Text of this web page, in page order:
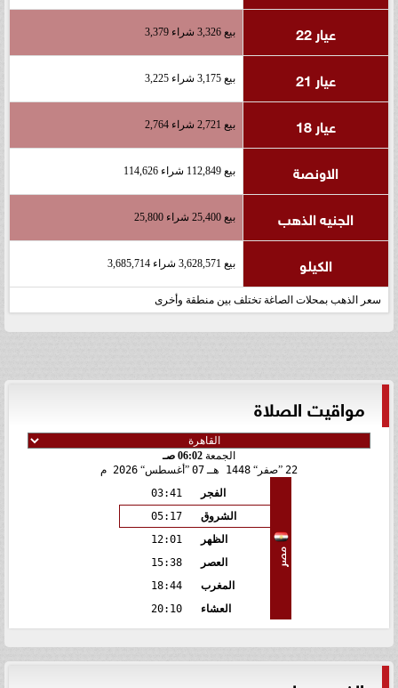
عيار 22 بيع 3,326 شراء 3,379
عيار 21 بيع 3,175 شراء 3,225
عيار 18 بيع 2,721 شراء 2,764
الاونصة بيع 112,849 شراء 114,626
الجنيه الذهب بيع 25,400 شراء 25,800
الكيلو بيع 3,628,571 شراء 3,685,714
سعر الذهب بمحلات الصاغة تختلف بين منطقة وأخرى
مواقيت الصلاة
الجمعة 06:02 صـ
22 صفر 1448 هـ 07 أغسطس 2026 م
مصر
الفجر
03:41
الشروق
05:17
الظهر
12:01
العصر
15:38
المغرب
18:44
العشاء
20:10